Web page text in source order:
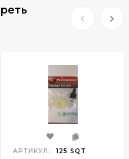
АРТИКУЛ: 125 SQT